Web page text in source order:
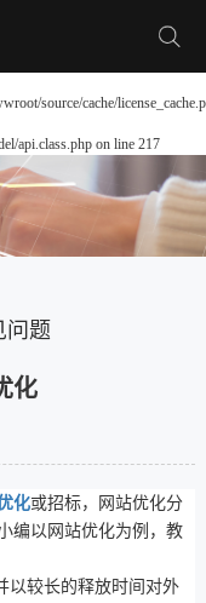
source/cache/
api.class.php on line 217
问题
化
化或招标，网站优化分
编以网站优化为例，教
以较长的释放时间对外